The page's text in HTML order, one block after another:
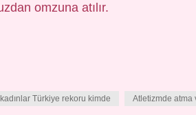
omzuna atılır.
Türkiye rekoru kimde Atletizmde atma